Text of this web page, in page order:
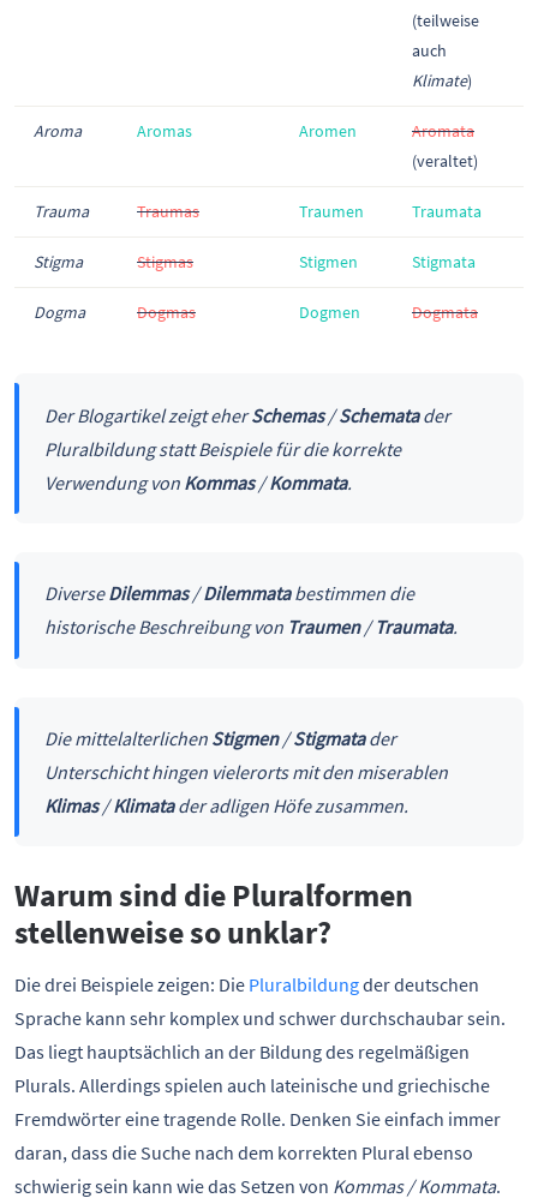
(teilweise
auch
Klimate)
Aroma Aromas Aromen
Aromata
(veraltet)
Trauma Traumas Traumen Traumata
Stigma Stigmas Stigmen Stigmata
Dogma Dogmas Dogmen Dogmata
Der Blogartikel zeigt eherSchemas/Schematader
Pluralbildung statt Beispiele für die korrekte
Verwendung von Kommas/Kommata.
DiverseDilemmas/Dilemmatabestimmen die
historische Beschreibung von Traumen/Traumata.
Die mittelalterlichen Stigmen/Stigmatader
Unterschicht hingen vielerorts mit den miserablen
Klimas/Klimatader adligen Höfe zusammen.
Warum sind die Pluralformen
stellenweise so unklar?
Die drei Beispiele zeigen: Die Pluralbildungder deutschen
Sprache kann sehr komplex und schwer durchschaubar sein.
Das liegt hauptsächlich an der Bildung des regelmäßigen
Plurals. Allerdings spielen auch lateinische und griechische
Fremdwörter eine tragende Rolle. Denken Sie einfach immer
daran, dass die Suche nach dem korrekten Plural ebenso
schwierig sein kann wie das Setzen von Kommas / Kommata.